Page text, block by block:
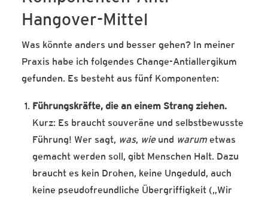
Hangover-Mittel
Was könnte anders und besser gehen? In meiner
Praxis habe ich folgendes Change-Antiallergikum
gefunden. Es besteht aus fünf Komponenten:
Führungskräfte, die an einem Strang ziehen.
Kurz: Es braucht souveräne und selbstbewusste
Führung! Wer sagt, was, wieund warum etwas
gemacht werden soll, gibt Menschen Halt. Dazu
braucht es kein Drohen, keine Ungeduld, auch
keine pseudofreundliche Übergriffigkeit („Wir